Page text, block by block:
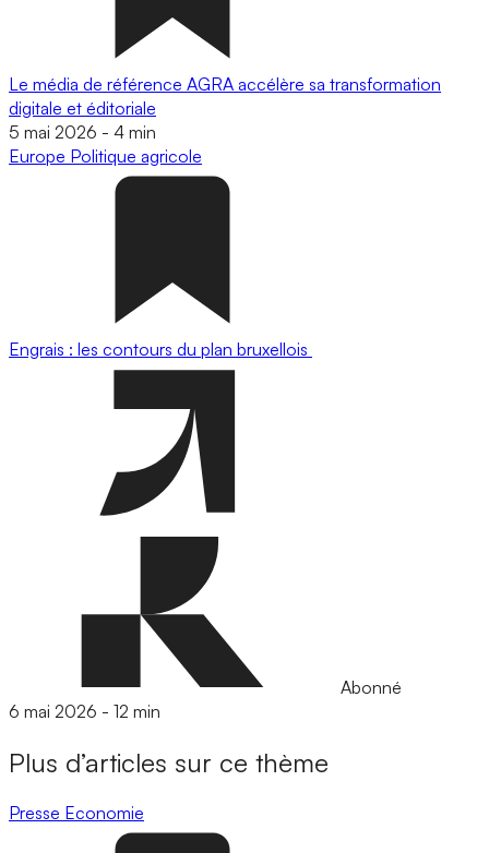
Le média de référence AGRA accélère sa transformation
digitale et éditoriale
5 mai 2026 - 4 min
Europe Politique agricole
Engrais : les contours du plan bruxellois
Abonné
6 mai 2026 - 12 min
Plus d’articles sur ce thème
Presse Economie